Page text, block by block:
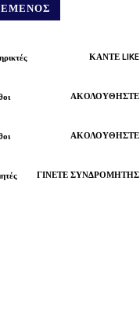
ΚΆΝΤΕ LIKE
ΑΚΟΛΟΥΘΉΣΤΕ
ΑΚΟΛΟΥΘΉΣΤΕ
ΓΊΝΕΤΕ ΣΥΝΔΡΟΜΗΤΉΣ